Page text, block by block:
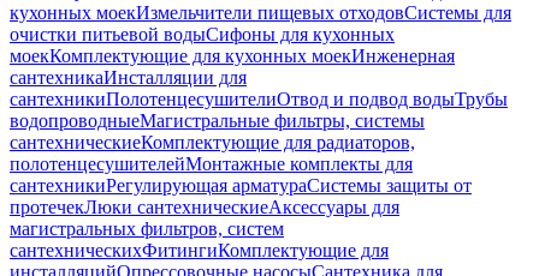
кухонных моекИзмельчители пищевых отходовСистемы для
очистки питьевой водыСифоны для кухонных
моекКомплектующие для кухонных моекИнженерная
сантехникаИнсталляции для
сантехникиПолотенцесушителиОтвод и подвод водыТрубы
водопроводныеМагистральные фильтры, системы
сантехническиеКомплектующие для радиаторов,
полотенцесушителейМонтажные комплекты для
сантехникиРегулирующая арматураСистемы защиты от
протечекЛюки сантехническиеАксессуары для
магистральных фильтров, систем
сантехническихФитингиКомплектующие для
инсталляцийОпрессовочные насосыСантехника для